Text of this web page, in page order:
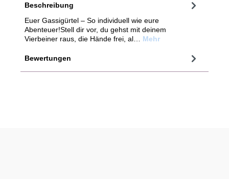
Beschreibung
Euer Gassigürtel – So individuell wie eure
Abenteuer!Stell dir vor, du gehst mit deinem
Vierbeiner raus, die Hände frei, al… Mehr
Bewertungen